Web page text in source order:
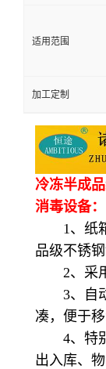
适用范围
加工定制
冷冻半成
消毒设备：
1、纸箱
品级不锈
2、采用
3、自动
凑，便于
4、特别
出入库、